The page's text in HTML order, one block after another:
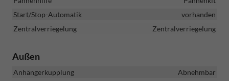
Start/Stop-Automatik
vorhanden
Zentralverriegelung
Zentralverriegelung
Außen
Anhängerkupplung
Abnehmbar